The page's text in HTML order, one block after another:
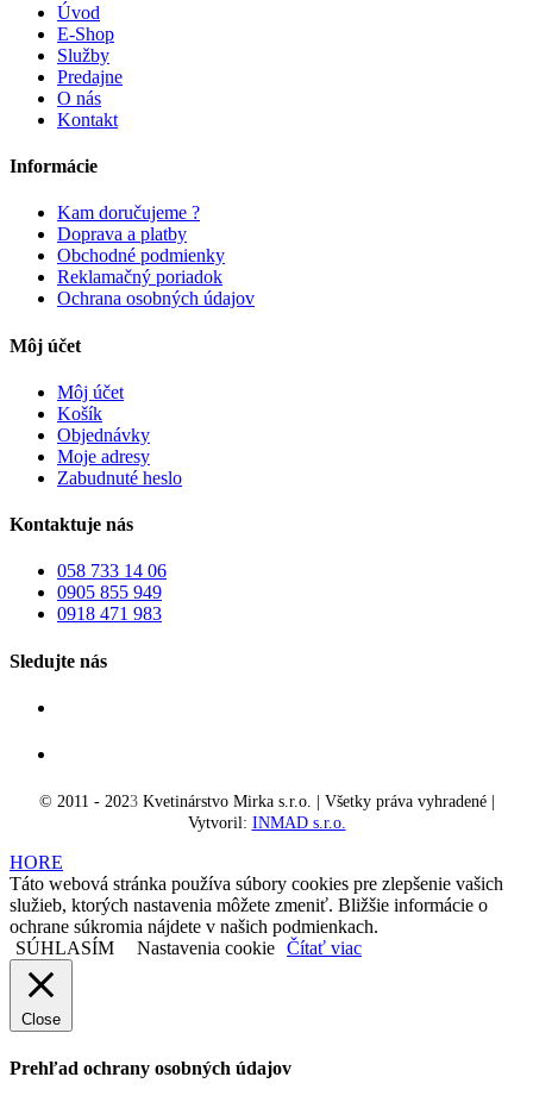
Úvod
E-Shop
Služby
Predajne
O nás
Kontakt
Informácie
Kam doručujeme ?
Doprava a platby
Obchodné podmienky
Reklamačný poriadok
Ochrana osobných údajov
Môj účet
Môj účet
Košík
Objednávky
Moje adresy
Zabudnuté heslo
Kontaktuje nás
058 733 14 06
0905 855 949
0918 471 983
Sledujte nás
© 2011 - 2023Kvetinárstvo Mirka s.r.o. | Všetky práva vyhradené |
Vytvoril: INMAD s.r.o.
HORE
Táto webová stránka používa súbory cookies pre zlepšenie vašich
služieb, ktorých nastavenia môžete zmeniť. Bližšie informácie o
ochrane súkromia nájdete v našich podmienkach.
SÚHLASÍM
Nastavenia cookie Čítať viac
Close
Prehľad ochrany osobných údajov